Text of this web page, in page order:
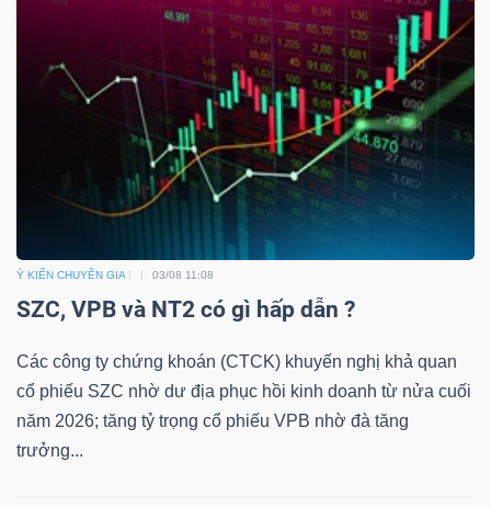
Ý KIẾN CHUYÊN GIA 03/08 11:08
SZC, VPB và NT2 có gì hấp dẫn ?
Các công ty chứng khoán (CTCK) khuyến nghị khả quan
cổ phiếu SZC nhờ dư địa phục hồi kinh doanh từ nửa cuối
năm 2026; tăng tỷ trọng cổ phiếu VPB nhờ đà tăng
trưởng...